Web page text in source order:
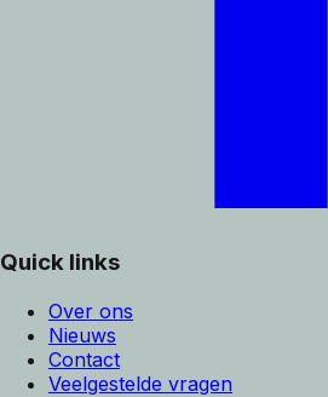
Quick links
Over ons
Nieuws
Contact
Veelgestelde vragen